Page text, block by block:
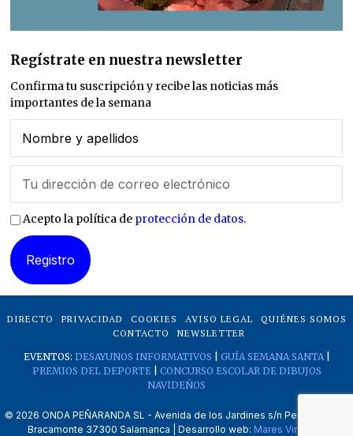
Regístrate en nuestra newsletter
Confirma tu suscripción y recibe las noticias más
importantes de la semana
Acepto la política de protección de datos.
DIRECTO PRIVACIDAD COOKIES AVISO LEGAL
QUIÉNES SOMOS
CONTACTO
NEWSLETTER
EVENTOS: DESAYUNOS INFORMATIVOS GUÍA SEMANA SANTA|
PREMIOS DEL DEPORTE| CONCURSO ESCOLAR DE DIBUJOS
NAVIDEÑOS
© 2026 ONDA PEÑARANDA SL - Avenida de los Jardines s/n Peñaranda de
Bracamonte 37300 Salamanca | Desarrollo web: Mares Virtuales